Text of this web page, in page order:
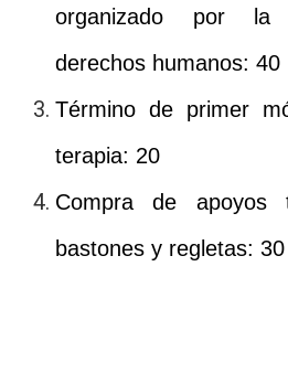
organizado por la
derechos humanos: 40
Término de primer
terapia: 20
Compra de apoyos
bastones y regletas: 30